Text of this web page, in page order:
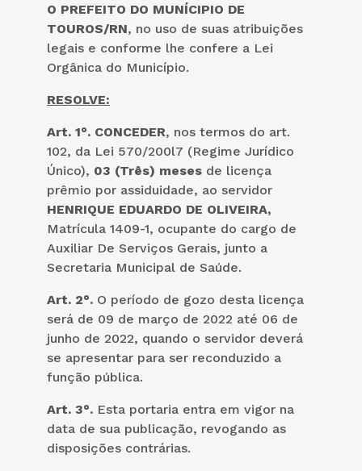
O PREFEITO DO MUNÍCIPIO DE
TOUROS/RN, no uso de suas atribuições
legais e conforme lhe confere a Lei
Orgânica do Município.
RESOLVE:
Art. 1°. CONCEDER, nos termos do art.
102, da Lei 570/200l7 (Regime Jurídico
Único), 03 (Três) meses de licença
prêmio por assiduidade, ao servidor
HENRIQUE EDUARDO DE OLIVEIRA,
Matrícula 1409-1, ocupante do cargo de
Auxiliar De Serviços Gerais, junto a
Secretaria Municipal de Saúde.
Art. 2°. O período de gozo desta licença
será de 09 de março de 2022 até 06 de
junho de 2022, quando o servidor deverá
se apresentar para ser reconduzido a
função pública.
Art. 3°. Esta portaria entra em vigor na
data de sua publicação, revogando as
disposições contrárias.